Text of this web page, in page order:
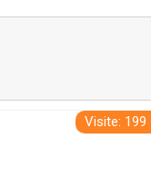
Visite: 199